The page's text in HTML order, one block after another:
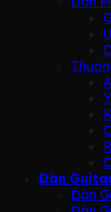
Đàn
Đàn